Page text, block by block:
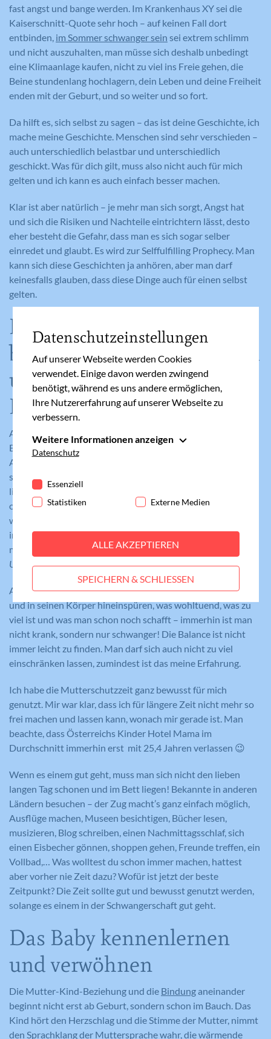
fast angst und bange werden. Im Krankenhaus XY sei die
Kaiserschnitt-Quote sehr hoch – auf keinen Fall dort
entbinden, im Sommer schwanger sein sei extrem schlimm
und nicht auszuhalten, man müsse sich deshalb unbedingt
eine Klimaanlage kaufen, nicht zu viel ins Freie gehen, die
Beine stundenlang hochlagern, dein Leben und deine Freiheit
enden mit der Geburt, und so weiter und so fort.
Da hilft es, sich selbst zu sagen – das ist deine Geschichte, ich
mache meine Geschichte. Menschen sind sehr verschieden –
auch unterschiedlich belastbar und unterschiedlich
geschickt. Was für dich gilt, muss also nicht auch für mich
gelten und ich kann es auch einfach besser machen.
Klar ist aber natürlich – je mehr man sich sorgt, Angst hat
und sich die Risiken und Nachteile eintrichtern lässt, desto
eher besteht die Gefahr, dass man es sich sogar selber
einredet und glaubt. Es wird zur Selffulfilling Prophecy. Man
kann sich diese Geschichten ja anhören, aber man darf
keinesfalls glauben, dass diese Dinge auch für einen selbst
gelten.
Die Balance zwischen
berechtigter Schonung und
übertriebener
Einschränkung finden
Als Schwangere erlebt man oft viel Achtsamkeit und
Behutsamkeit von der Umgebung. Besonders am
Arbeitsplatz und im Haushalt ist es auch sehr wichtig zu
sagen, wenn es einem zu viel ist. Wenn man beispielsweise
lieber sitzen möchte, eine Pause nötig ist, etwas zu essen
oder trinken braucht, wenn der Einkauf zu schwer ist oder
wenn die Strecke zu weit zum Gehen ist. Der Körper erbringt
immerhin eine beachtenswerte Höchstleistung, man trägt
mehr Gewicht in sich herum und ist eben
Umständen“.
Auch selber sollte man einen guten Umgang mit sich pflegen
und in seinen Körper hineinspüren, was wohltuend, was zu
viel ist und was man schon noch schafft – immerhin ist man
nicht krank, sondern nur schwanger! Die Balance ist nicht
immer leicht zu finden. Man darf sich auch nicht zu viel
einschränken lassen, zumindest ist das meine Erfahrung.
Ich habe die Mutterschutzzeit ganz bewusst für mich
genutzt. Mir war klar, dass ich für längere Zeit nicht mehr so
frei machen und lassen kann, wonach mir gerade ist. Man
beachte, dass Österreichs Kinder Hotel Mama im
Durchschnitt immerhin erst mit 25,4 Jahren verlassen 😉
Wenn es einem gut geht, muss man sich nicht den lieben
langen Tag schonen und im Bett liegen! Bekannte in anderen
Ländern besuchen – der Zug macht’s ganz einfach möglich,
Ausflüge machen, Museen besichtigen, Bücher lesen,
musizieren, Blog schreiben, einen Nachmittagsschlaf, sich
einen Eisbecher gönnen, shoppen gehen, Freunde treffen, ein
Vollbad,… Was wolltest du schon immer machen, hattest
aber vorher nie Zeit dazu? Wofür ist jetzt der beste
Zeitpunkt? Die Zeit sollte gut und bewusst genutzt werden,
solange es einem in der Schwangerschaft gut geht.
Das Baby kennenlernen
und verwöhnen
Die Mutter-Kind-Beziehung und die Bindung aneinander
beginnt nicht erst ab Geburt, sondern schon im Bauch. Das
Kind hört den Herzschlag und die Stimme der Mutter, nimmt
den Sprachklang der Muttersprache wahr, die wärmende
Datenschutzeinstellungen
Auf unserer Webseite werden Cookies
verwendet. Einige davon werden zwingend
benötigt, während es uns andere ermöglichen,
Ihre Nutzererfahrung auf unserer Webseite zu
verbessern.
Essenziell
Funktionen der Webseite benötigt. Dadurch ist
gewährleistet, dass die Webseite einwandfrei
funktioniert.
Name fe_typo_user
Anbieter Meine Familie
Session
Zweck
Eindeutige ID, die die Sitzung des
Benutzers identifiziert.
Anbieter Meine Familie
Laufzeit Session
Eindeutige ID, die die Sitzung des
Benutzers identifiziert.
Name cookie_optin
Anbieter Meine Familie
Laufzeit 1 Jahr
Dieses Cookie wird verwendet, um Ihre
zu speichern.
Statistiken
Statistik-Cookies helfen uns zu verstehen, wie
Benutzer mit unserer Webseite interagieren,
gemeldet werden. Die gesammelten
Informationen helfen uns, unser
Webseitenangebot laufend zu verbessern.
Name _gat_lokal
Anbieter Google Analytics
1 Minute
Zweck
Wird von Google Analytics verwendet,
um die Anforderungsrate
Name _gat
Anbieter Google Analytics
Laufzeit 1 Minute
Zweck
Wird von Google Analytics verwendet,
um die Anforderungsrate
Anbieter Google Analytics
Laufzeit 1 Tag
Cookie-Informationen anzeigen
Diese Cookies werden dazu verwendet, die
Besucher all unserer Websites nachzuverfolgen.
Sie können dazu verwendet werden, ein Profil des
Such- und/oder Navigationsverlaufs jedes
Besuchers zu erstellen. Es können identifizierbare
oder eindeutige Daten gesammelt werden.
Anonymisierte Daten werden evtl. mit Dritten
geteilt.
Name NID
Anbieter Google Maps
Laufzeit 6 Monate
Zweck
Wird zum Entsperren von Google Maps
Inhalten verwendet.
Name GPS
Anbieter YouTube
Laufzeit 1 Tag
Cookie-Informationen anzeigen
Weitere Informationen anzeigen
Datenschutz
Essenziell
Statistiken
Externe Medien
ALLE AKZEPTIEREN
SPEICHERN & SCHLIESSEN